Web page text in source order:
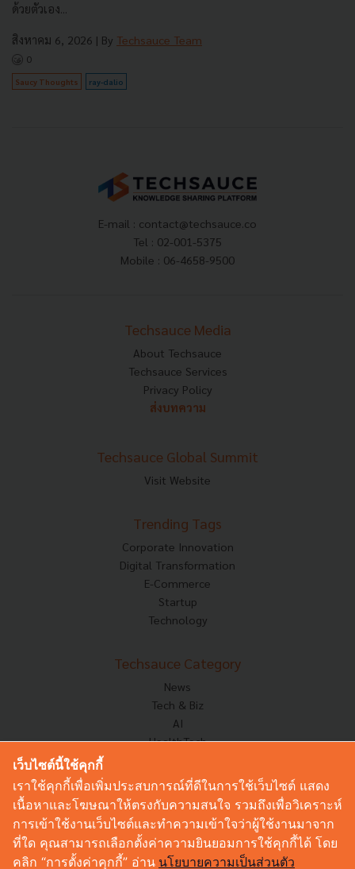
ด้วยตัวเอง...
สิงหาคม 6, 2026 | By Techsauce Team
0
Saucy Thoughts ray-dalio
E-mail : contact@techsauce.co
Tel : 02-001-5375
Mobile : 06-4658-9500
Techsauce Media
About Techsauce
Techsauce Services
Privacy Policy
ส่งบทความ
Techsauce Global Summit
Visit Website
Trending Tags
Corporate Innovation
Digital Transformation
E-Commerce
Startup
Technology
Techsauce Category
News
Tech & Biz
AI
HealthTech
Corp Innov
Saucy Thoughts
Sustainable
Videos
เว็บไซต์นี้ใช้คุกกี้
เราใช้คุกกี้เพื่อเพิ่มประสบการณ์ที่ดีในการใช้เว็บไซต์ แสดง
เนื้อหาและโฆษณาให้ตรงกับความสนใจ รวมถึงเพื่อวิเคราะห์
การเข้าใช้งานเว็บไซต์และทำความเข้าใจว่าผู้ใช้งานมาจาก
ที่ใด คุณสามารถเลือกตั้งค่าความยินยอมการใช้คุกกี้ได้ โดย
คลิก “การตั้งค่าคุกกี้” อ่าน นโยบายความเป็นส่วนตัว